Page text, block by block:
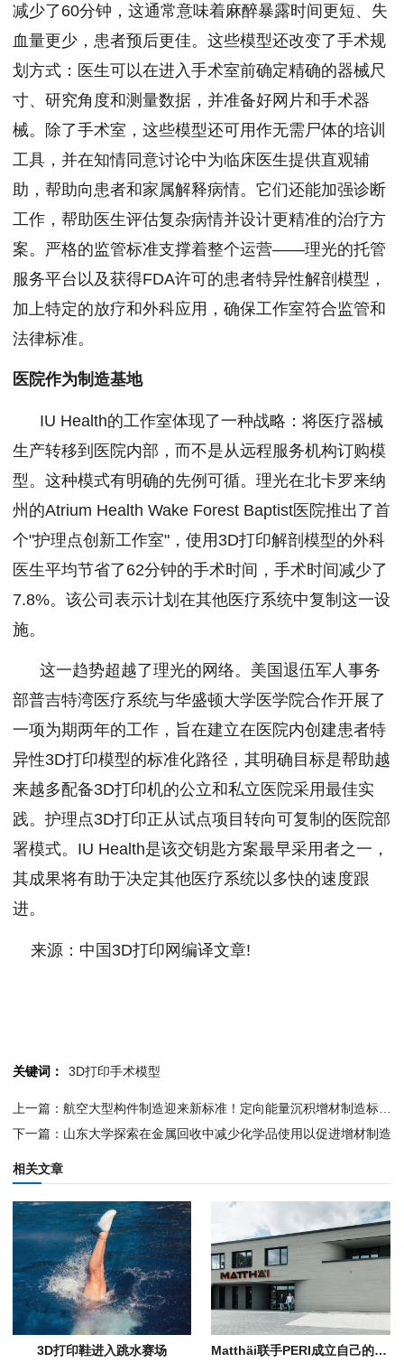
减少了60分钟，这通常意味着麻醉暴露时间更短、失
血量更少，患者预后更佳。这些模型还改变了手术规
划方式：医生可以在进入手术室前确定精确的器械尺
寸、研究角度和测量数据，并准备好网片和手术器
械。除了手术室，这些模型还可用作无需尸体的培训
工具，并在知情同意讨论中为临床医生提供直观辅
助，帮助向患者和家属解释病情。它们还能加强诊断
工作，帮助医生评估复杂病情并设计更精准的治疗方
案。严格的监管标准支撑着整个运营——理光的托管
服务平台以及获得FDA许可的患者特异性解剖模型，
加上特定的放疗和外科应用，确保工作室符合监管和
法律标准。
医院作为制造基地
IU Health的工作室体现了一种战略：将医疗器械
生产转移到医院内部，而不是从远程服务机构订购模
型。这种模式有明确的先例可循。理光在北卡罗来纳
州的Atrium Health Wake Forest Baptist医院推出了首
个"护理点创新工作室"，使用3D打印解剖模型的外科
医生平均节省了62分钟的手术时间，手术时间减少了
7.8%。该公司表示计划在其他医疗系统中复制这一设
施。
这一趋势超越了理光的网络。美国退伍军人事务
部普吉特湾医疗系统与华盛顿大学医学院合作开展了
一项为期两年的工作，旨在建立在医院内创建患者特
异性3D打印模型的标准化路径，其明确目标是帮助越
来越多配备3D打印机的公立和私立医院采用最佳实
践。护理点3D打印正从试点项目转向可复制的医院部
署模式。IU Health是该交钥匙方案最早采用者之一，
其成果将有助于决定其他医疗系统以多快的速度跟
进。
来源：中国3D打印网编译文章!
关键词： 3D打印手术模型
下一篇：山东大学探索在金属回收中减少化学品使用以促进增材制造
相关文章
3D打印鞋进入跳水赛场 Matthäi联手PERI成立自己的建筑3D打印部门